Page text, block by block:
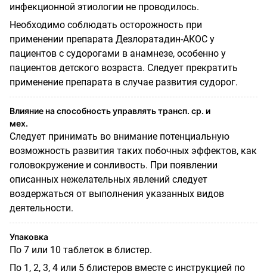
инфекционной этиологии не проводилось.
Необходимо соблюдать осторожность при
применении препарата Дезлоратадин-АКОС у
пациентов с судорогами в анамнезе, особенно у
пациентов детского возраста. Следует прекратить
применение препарата в случае развития судорог.
Влияние на способность управлять трансп. ср. и
мех.
Следует принимать во внимание потенциальную
возможность развития таких побочных эффектов, как
головокружение и сонливость. При появлении
описанных нежелательных явлений следует
воздержаться от выполнения указанных видов
деятельности.
Упаковка
По 7 или 10 таблеток в блистер.
По 1, 2, 3, 4 или 5 блистеров вместе с инструкцией по